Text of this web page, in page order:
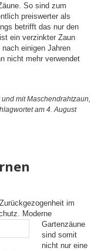
So sind zum
preiswerter als
betrifft das nur den
ein verzinkter Zaun
einigen Jahren
nicht mehr verwendet
und mitMaschendrahtzaun,
am 4. August
im
Moderne
Gartenzäune
sind somit
nicht nur eine